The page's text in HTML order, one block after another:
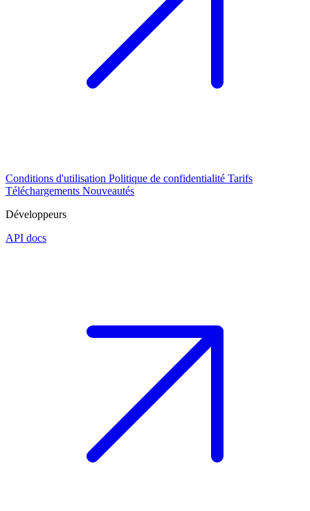
Conditions d'utilisation Politique de confidentialité Tarifs
Téléchargements Nouveautés
Développeurs
API docs